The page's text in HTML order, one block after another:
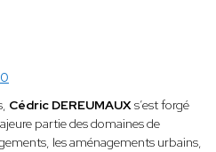
Cédric DEREUMAUXs’est forgé
partie des domaines de
les aménagements urbains,